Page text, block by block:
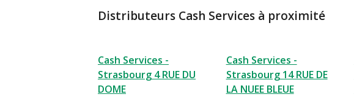
Distributeurs Cash Services à proximité
Cash Services -
Strasbourg 4 RUE DU
DOME
Cash Services -
Strasbourg 14 RUE DE
LA NUEE BLEUE